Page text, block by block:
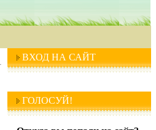
ВХОД НА САЙТ
ГОЛОСУЙ!